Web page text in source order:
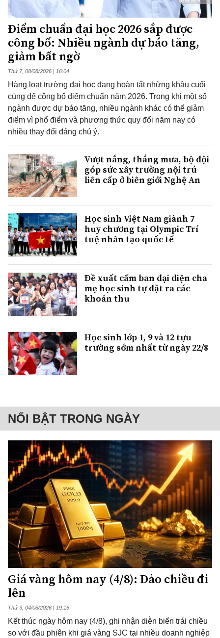
Điểm chuẩn đại học 2026 sắp được
công bố: Nhiều ngành dự báo tăng,
giảm bất ngờ
Thứ 7, 08/08/2026 | 16:04
Hàng loạt trường đại học đang hoàn tất những khâu cuối
cùng để công bố điểm chuẩn năm 2026. Trong khi một số
ngành được dự báo tăng, nhiều ngành khác có thể giảm
điểm vì phổ điểm và phương thức quy đổi năm nay có
nhiều thay đổi đáng chú ý.
Vượt nắng, thắng mưa, bộ đội
góp sức xây trường nội trú
liên cấp ở biên giới Nghệ An
Học sinh Việt Nam giành 7
huy chương tại Olympic Trí
tuệ nhân tạo quốc tế
Đề xuất cấm ban đại diện cha
mẹ học sinh tự đặt ra các
khoản thu
Học sinh lớp 1, 9 và 12 tựu
trường sớm nhất từ ngày 22/8
NỔI BẬT TRONG NGÀY
Giá vàng hôm nay (4/8): Đảo chiều đi
lên
Thứ 3, 04/08/2026 | 19:16
Kết thúc ngày hôm nay (4/8), ghi nhận diễn biến trái chiều
so với đầu phiên khi giá vàng SJC tại nhiều doanh nghiệp